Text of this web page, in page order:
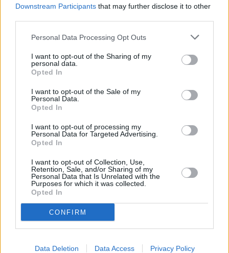
Downstream Participants that may further disclose it to other
Personal Data Processing Opt Outs
I want to opt-out of the Sharing of my
personal data.
Opted In
I want to opt-out of the Sale of my
Personal Data.
Opted In
I want to opt-out of processing my
Personal Data for Targeted Advertising.
Opted In
I want to opt-out of Collection, Use,
Retention, Sale, and/or Sharing of my
Personal Data that Is Unrelated with the
Purposes for which it was collected.
Opted In
CONFIRM
Data Deletion Data Access Privacy Policy
Λάζαρος Καραούλης, Διευθύνων Σύμβουλος τηςΔΑΕΜ
στην προσβασιμότητα και την ασφάλεια, δημιουργήσαμε
ένα ψηφιακό εργαλείο αιχμής που ενισχύει τη φροντίδα
και τη δράση. Η Αθήνα ενισχύει τη θέση της στον χάρτη
Ευρώπης».
Από την πλευρά του, ο Αντιδήμαρχος Παιδείας, Ψηφιακής
Διακυβέρνησης, Περιουσίας και Δόμησης, Παναγιώτης,
Πάρης Χαρλαύτης
ένας κρίκος μιας νέας σχέσης εμπιστοσύνης μεταξύ
δήμου και πολιτών. Μέσω της τεχνολογίας, η ασφάλεια
γίνεται δικαίωμα για όλους, και όχι προνόμιο λίγων.
Χτίζουμε μια Αθήνα πιο ανοιχτή, πιο προσβάσιμη, πιο
ανθρώπινη».